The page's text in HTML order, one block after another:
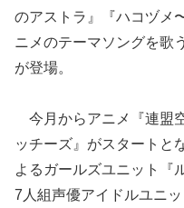
のアストラ』『ハコヅメ
ニメのテーマソングを歌
が登場。
今月からアニメ『連盟
ッチーズ』がスタートと
よるガールズユニット『
7人組声優アイドルユニ